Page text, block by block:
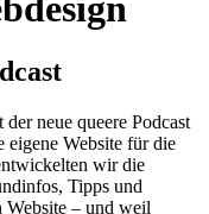
neue queere Podcast
eigene Website für die
wir die
Tipps und
Website – und weil